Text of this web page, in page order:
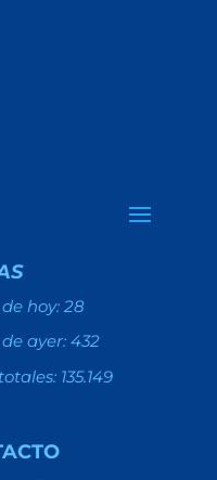
hoy: 28
ayer: 432
135.149